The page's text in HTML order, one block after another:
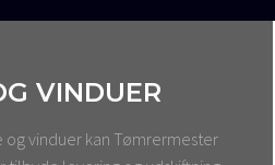
VINDUER
og vinduer kan Tømrermester